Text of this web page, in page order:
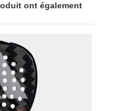
ont également